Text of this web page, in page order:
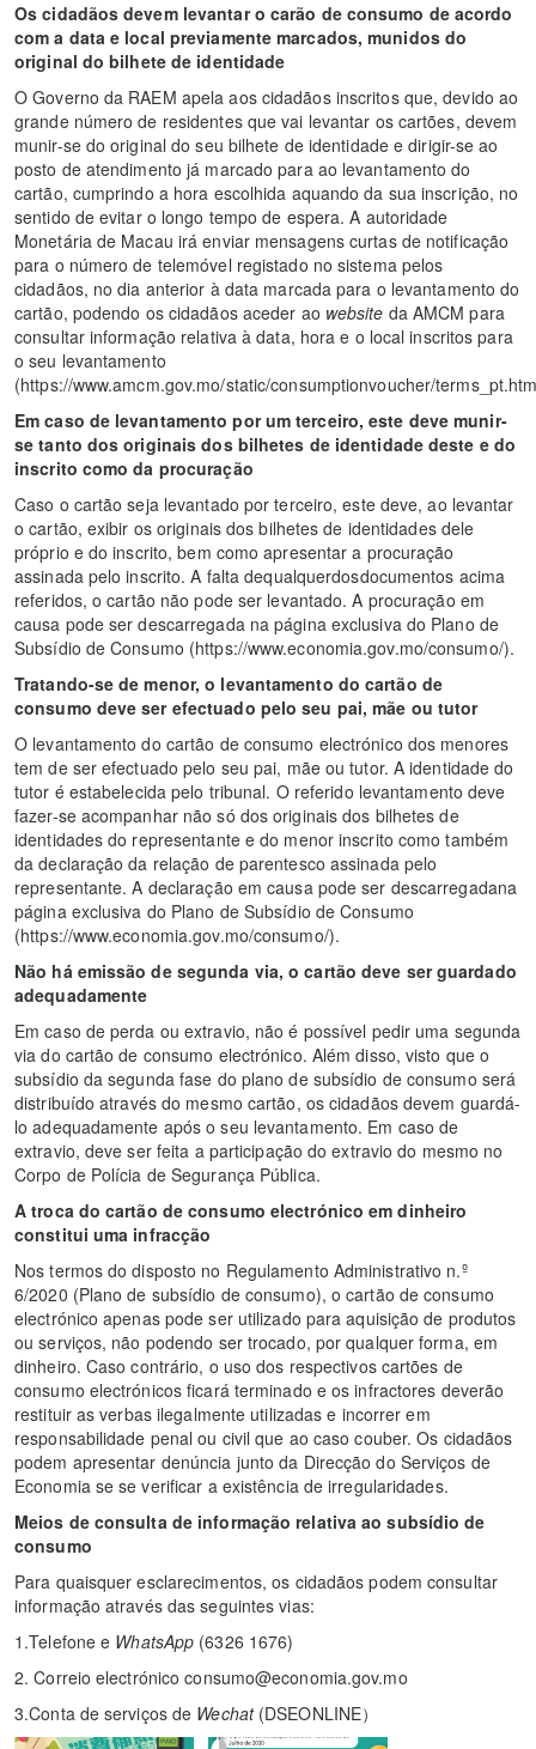
Os cidadãos devem levantar o carão de consumo de acordo
com a data e local previamente marcados, munidos do
original do bilhete de identidade
O Governo da RAEM apela aos cidadãos inscritos que, devido ao
grande número de residentes que vai levantar os cartões, devem
munir-se do original do seu bilhete de identidade e dirigir-se ao
posto de atendimento já marcado para ao levantamento do
cartão, cumprindo a hora escolhida aquando da sua inscrição, no
sentido de evitar o longo tempo de espera. A autoridade
Monetária de Macau irá enviar mensagens curtas de notificação
para o número de telemóvel registado no sistema pelos
cidadãos, no dia anterior à data marcada para o levantamento do
cartão, podendo os cidadãos aceder ao website da AMCM para
consultar informação relativa à data, hora e o local inscritos para
o seu levantamento
(https://www.amcm.gov.mo/static/consumptionvoucher/
Em caso de levantamento por um terceiro, este deve munir-
se tanto dos originais dos bilhetes de identidade deste e do
inscrito como da procuração
Caso o cartão seja levantado por terceiro, este deve, ao levantar
o cartão, exibir os originais dos bilhetes de identidades dele
próprio e do inscrito, bem como apresentar a procuração
assinada pelo inscrito. A falta dequalquerdosdocumentos acima
referidos, o cartão não pode ser levantado. A procuração em
causa pode ser descarregada na página exclusiva do Plano de
Subsídio de Consumo (https://www.economia.gov.mo/consumo/).
Tratando-se de menor, o levantamento do cartão de
consumo deve ser efectuado pelo seu pai, mãe ou tutor
O levantamento do cartão de consumo electrónico dos menores
tem de ser efectuado pelo seu pai, mãe ou tutor. A identidade do
tutor é estabelecida pelo tribunal. O referido levantamento deve
fazer-se acompanhar não só dos originais dos bilhetes de
identidades do representante e do menor inscrito como também
da declaração da relação de parentesco assinada pelo
representante. A declaração em causa pode ser descarregadana
página exclusiva do Plano de Subsídio de Consumo
(https://www.economia.gov.mo/consumo/).
Não há emissão de segunda via, o cartão deve ser guardado
adequadamente
Em caso de perda ou extravio, não é possível pedir uma segunda
via do cartão de consumo electrónico. Além disso, visto que o
subsídio da segunda fase do plano de subsídio de consumo será
distribuído através do mesmo cartão, os cidadãos devem guardá-
lo adequadamente após o seu levantamento. Em caso de
extravio, deve ser feita a participação do extravio do mesmo no
Corpo de Polícia de Segurança Pública.
A troca do cartão de consumo electrónico em dinheiro
constitui uma infracção
Nos termos do disposto no Regulamento Administrativo n.º
6/2020 (Plano de subsídio de consumo), o cartão de consumo
electrónico apenas pode ser utilizado para aquisição de produtos
ou serviços, não podendo ser trocado, por qualquer forma, em
dinheiro. Caso contrário, o uso dos respectivos cartões de
consumo electrónicos ficará terminado e os infractores deverão
restituir as verbas ilegalmente utilizadas e incorrer em
responsabilidade penal ou civil que ao caso couber. Os cidadãos
podem apresentar denúncia junto da Direcção do Serviços de
Economia se se verificar a existência de irregularidades.
Meios de consulta de informação relativa ao subsídio de
consumo
Para quaisquer esclarecimentos, os cidadãos podem consultar
informação através das seguintes vias:
1.Telefone e WhatsApp (6326 1676)
2. Correio electrónico consumo@economia.gov.mo
3.Conta de serviços de Wechat(DSEONLINE）